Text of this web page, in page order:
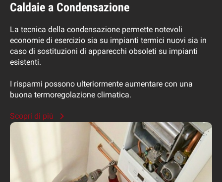
Caldaie a Condensazione
La tecnica della condensazione permette notevoli
economie di esercizio sia su impianti termici nuovi sia in
caso di sostituzioni di apparecchi obsoleti su impianti
esistenti.
I risparmi possono ulteriormente aumentare con una
buona termoregolazione climatica.
Scopri di più